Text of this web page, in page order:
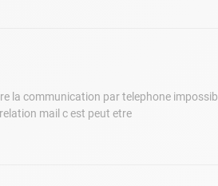
la communication par telephone
mail c est peut etre